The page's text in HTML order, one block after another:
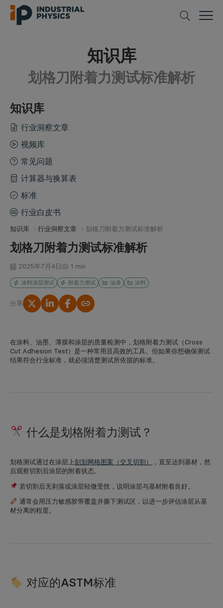
知识库
划格刀附着力测试标准解析
知识库
行业洞察文章
视频库
常见问题
计算器与换算表
标准
行业白皮书
知识库 行业洞察文章 划格刀附着力测试标准解析
划格刀附着力测试标准解析
2025年7月4日 1 min
涂料涂层测试 附着力测试 油漆 涂料
分享 复制链接
在涂料、油墨、薄膜和涂层的质量检测中， 划格附着力测试 （Cross
Cut Adhesion Test）是一种常用且高效的工具。但如果你想确保测试
结果符合行业标准，就必须清楚测试所依据的标准。
什么是划格附着力测试？
划格测试通过在涂层上刻划网格图案（交叉切割）
，直至达到基材，然
后观察切割后涂层的附着状态。
若切割后无剥落或涂层轻微受扰，说明涂层与基材附着良好。
通常会用压力敏感胶带覆盖并撕下测试区，以进一步评估涂层从基
材分离的程度。
对应的ASTM标准